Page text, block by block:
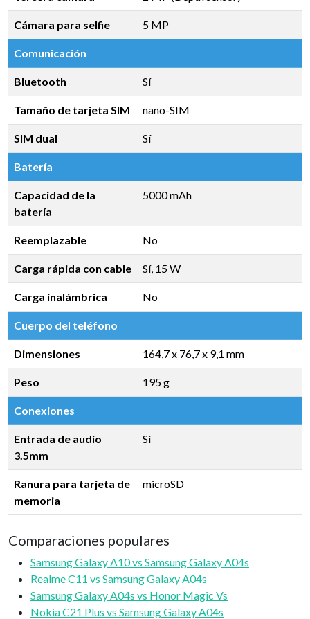
Cámara para selfie 5 MP
Comunicación
Bluetooth Sí
Tamaño de tarjeta SIM nano-SIM
SIM dual Sí
Batería
Capacidad de la
batería
5000 mAh
Reemplazable No
Carga rápida con cable Sí, 15 W
Carga inalámbrica No
Cuerpo del teléfono
Dimensiones 164,7 x 76,7 x 9,1 mm
Peso 195 g
Conexiones
Entrada de audio
3.5mm
Sí
Ranura para tarjeta de
memoria
microSD
Comparaciones populares
Samsung Galaxy A10 vs Samsung Galaxy A04s
Realme C11 vs Samsung Galaxy A04s
Samsung Galaxy A04s vs Honor Magic Vs
Nokia C21 Plus vs Samsung Galaxy A04s